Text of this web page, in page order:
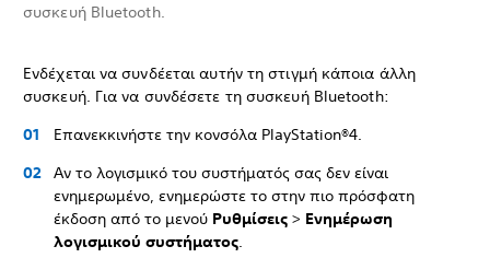
συσκευή Bluetooth.
Ενδέχεται να συνδέεται αυτήν τη στιγμή κάποια άλλη
συσκευή. Για να συνδέσετε τη συσκευή Bluetooth:
Επανεκκινήστε την κονσόλα PlayStation®4.
Αν το λογισμικό του συστήματός σας δεν είναι
ενημερωμένο, ενημερώστε το στην πιο πρόσφατη
έκδοση από το μενού Ρυθμίσεις > Ενημέρωση
λογισμικού συστήματος.